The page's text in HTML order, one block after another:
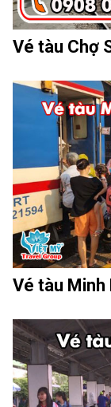
Vé tàu Chợ
Vé tàu Minh